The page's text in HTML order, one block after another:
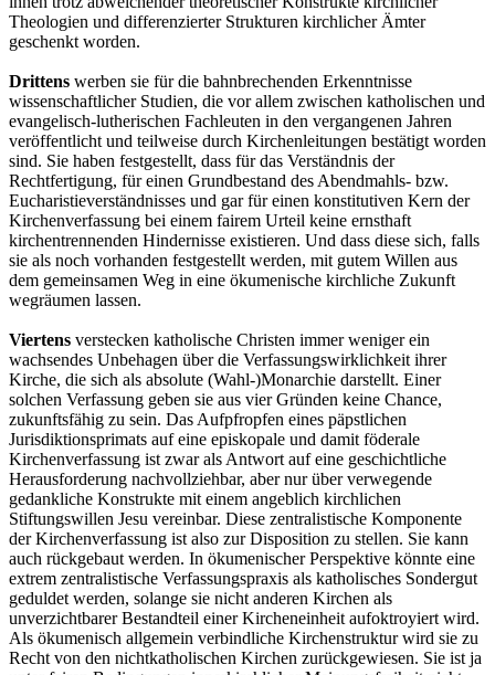
Theologien und differenzierter Strukturen kirchlicher Ämter
geschenkt worden.
Drittens werben sie für die bahnbrechenden Erkenntnisse
wissenschaftlicher Studien, die vor allem zwischen katholischen und
evangelisch-lutherischen Fachleuten in den vergangenen Jahren
veröffentlicht und teilweise durch Kirchenleitungen bestätigt worden
sind. Sie haben festgestellt, dass für das Verständnis der
Rechtfertigung, für einen Grundbestand des Abendmahls- bzw.
Eucharistieverständnisses und gar für einen konstitutiven Kern der
Kirchenverfassung bei einem fairem Urteil keine ernsthaft
kirchentrennenden Hindernisse existieren. Und dass diese sich, falls
sie als noch vorhanden festgestellt werden, mit gutem Willen aus
dem gemeinsamen Weg in eine ökumenische kirchliche Zukunft
wegräumen lassen.
Viertens verstecken katholische Christen immer weniger ein
wachsendes Unbehagen über die Verfassungswirklichkeit ihrer
Kirche, die sich als absolute (Wahl-)Monarchie darstellt. Einer
solchen Verfassung geben sie aus vier Gründen keine Chance,
zukunftsfähig zu sein. Das Aufpfropfen eines päpstlichen
Jurisdiktionsprimats auf eine episkopale und damit föderale
Kirchenverfassung ist zwar als Antwort auf eine geschichtliche
Herausforderung nachvollziehbar, aber nur über verwegende
gedankliche Konstrukte mit einem angeblich kirchlichen
Stiftungswillen Jesu vereinbar. Diese zentralistische Komponente
der Kirchenverfassung ist also zur Disposition zu stellen. Sie kann
auch rückgebaut werden. In ökumenischer Perspektive könnte eine
extrem zentralistische Verfassungspraxis als katholisches Sondergut
geduldet werden, solange sie nicht anderen Kirchen als
unverzichtbarer Bestandteil einer Kircheneinheit aufoktroyiert wird.
Als ökumenisch allgemein verbindliche Kirchenstruktur wird sie zu
Recht von den nichtkatholischen Kirchen zurückgewiesen. Sie ist ja